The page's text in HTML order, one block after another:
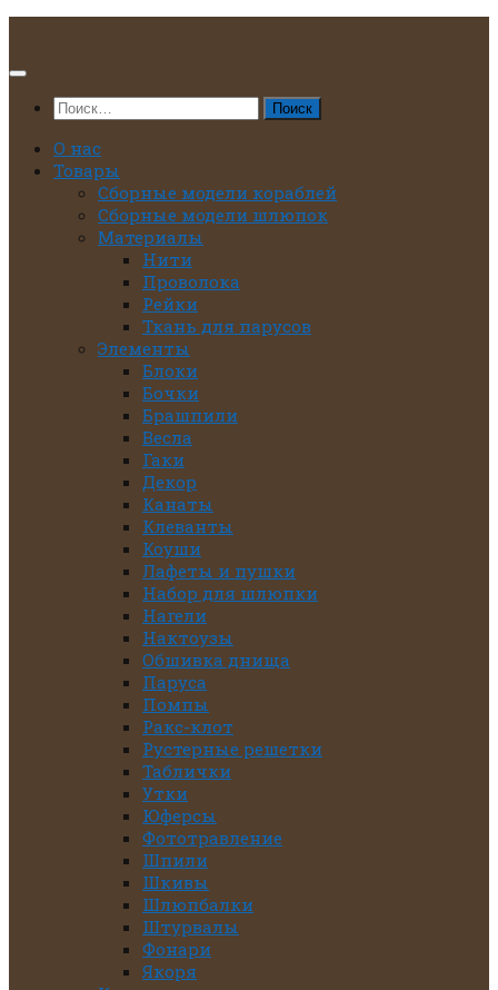
содержимому
Найти:
О нас
Товары
Сборные модели кораблей
Сборные модели шлюпок
Материалы
Нити
Проволока
Рейки
Ткань для парусов
Элементы
Блоки
Бочки
Брашпили
Весла
Гаки
Декор
Канаты
Клеванты
Коуши
Лафеты и пушки
Набор для шлюпки
Нагели
Нактоузы
Обшивка днища
Паруса
Помпы
Ракс-клот
Рустерные решетки
Таблички
Утки
Юферсы
Фототравление
Шпили
Шкивы
Шлюпбалки
Штурвалы
Фонари
Якоря